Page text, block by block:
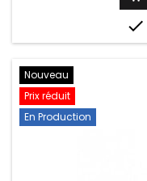

Nouveau
Prix réduit
En Production